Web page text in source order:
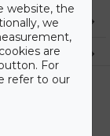
website, the
we
are
For
refer to our